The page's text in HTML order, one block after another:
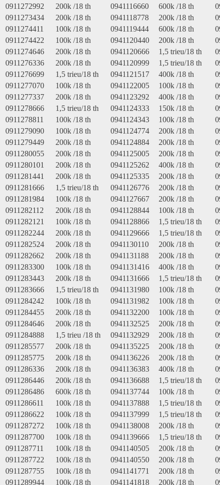
0911272992
200k /18 th 0941116660 600k /18 th
0911273434
200k /18 th 0941118778 200k /18 th
0911274411
100k /18 th 0941119444 600k /18 th
0911274422
100k /18 th 0941120440 200k /18 th
0911274646
200k /18 th 0941120666 1,5 trieu/18 th
0911276336
200k /18 th 0941120999 1,5 trieu/18 th
0911276699
1,5 trieu/18 th 0941121517 400k /18 th
0911277070
100k /18 th 0941122005 100k /18 th
0911277337
200k /18 th 0941123292 400k /18 th
0911278666
1,5 trieu/18 th 0941124333 150k /18 th
0911278811
100k /18 th 0941124343 100k /18 th
0911279090
100k /18 th 0941124774 200k /18 th
0911279449
200k /18 th 0941124884 200k /18 th
0911280055
200k /18 th 0941125005 200k /18 th
0911280101
200k /18 th 0941125262 400k /18 th
0911281441
200k /18 th 0941125335 200k /18 th
0911281666
1,5 trieu/18 th 0941126776 200k /18 th
0911281984
100k /18 th 0941127667 200k /18 th
0911282112
200k /18 th 0941128844 100k /18 th
0911282121
100k /18 th 0941128866 1,5 trieu/18 th
0911282244
200k /18 th 0941129666 1,5 trieu/18 th
0911282524
200k /18 th 0941130110 200k /18 th
0911282662
200k /18 th 0941131188 200k /18 th
0911283300
100k /18 th 0941131416 400k /18 th
0911283443
200k /18 th 0941131666 1,5 trieu/18 th
0911283666
1,5 trieu/18 th 0941131980 100k /18 th
0911284242
100k /18 th 0941131982 100k /18 th
0911284455
200k /18 th 0941132200 100k /18 th
0911284646
200k /18 th 0941132525 200k /18 th
0911284888
1,5 trieu /18 th 0941132929 200k /18 th
0911285577
200k /18 th 0941135225 200k /18 th
0911285775
200k /18 th 0941136226 200k /18 th
0911286336
200k /18 th 0941136383 400k /18 th
0911286446
200k /18 th 0941136688 1,5 trieu/18 th
0911286486
600k /18 th 0941137744 100k /18 th
0911286611
100k /18 th 0941137888 1,5 trieu/18 th
0911286622
100k /18 th 0941137999 1,5 trieu/18 th
0911287272
100k /18 th 0941138008 200k /18 th
0911287700
100k /18 th 0941139666 1,5 trieu/18 th
0911287711
100k /18 th 0941140505 200k /18 th
0911287722
100k /18 th 0941140550 200k /18 th
0911287755
100k /18 th 0941141771 200k /18 th
0911289944
100k /18 th 0941141818 200k /18 th